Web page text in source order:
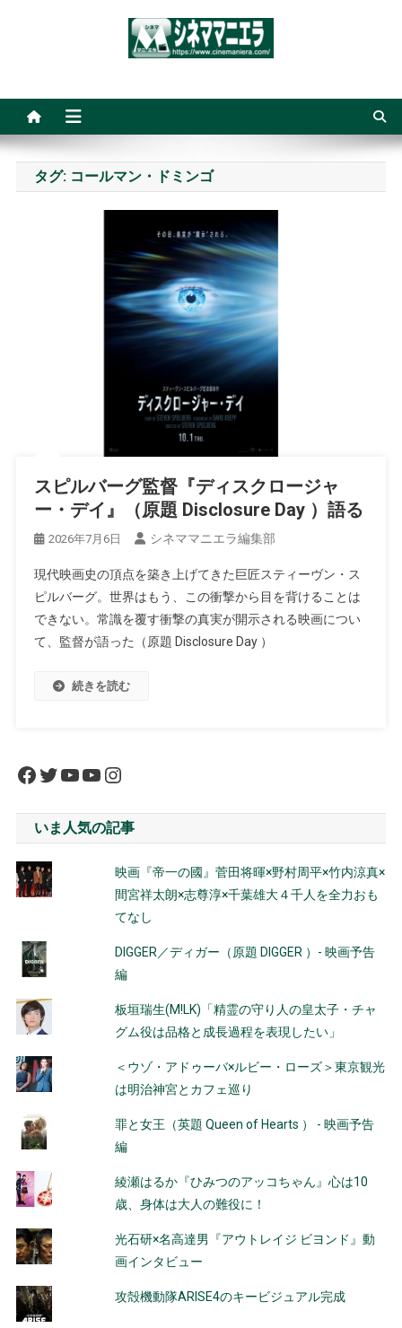
タグ: コールマン・ドミンゴ
スピルバーグ監督『ディスクロージャ
ー・デイ』（原題 Disclosure Day ）語る
2026年7月6日 シネママニエラ編集部
現代映画史の頂点を築き上げてきた巨匠スティーヴン・ス
ピルバーグ。世界はもう、この衝撃から目を背けることは
できない。常識を覆す衝撃の真実が開示される映画につい
て、監督が語った（原題 Disclosure Day ）
続きを読む
Facebook
Twitter
YouTube
YouTube
Instagram
いま人気の記事
映画『帝一の國』菅田将暉×野村周平×竹内涼真×
間宮祥太朗×志尊淳×千葉雄大４千人を全力おも
てなし
DIGGER／ディガー（原題 DIGGER ）- 映画予告
編
板垣瑞生(M!LK)「精霊の守り人の皇太子・チャ
グム役は品格と成長過程を表現したい」
＜ウゾ・アドゥーバ×ルビー・ローズ＞東京観光
は明治神宮とカフェ巡り
罪と女王（英題 Queen of Hearts ） - 映画予告
編
綾瀬はるか『ひみつのアッコちゃん』心は10
歳、身体は大人の難役に！
光石研×名高達男『アウトレイジ ビヨンド』動
画インタビュー
攻殻機動隊ARISE4のキービジュアル完成